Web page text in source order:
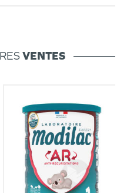
VENTES